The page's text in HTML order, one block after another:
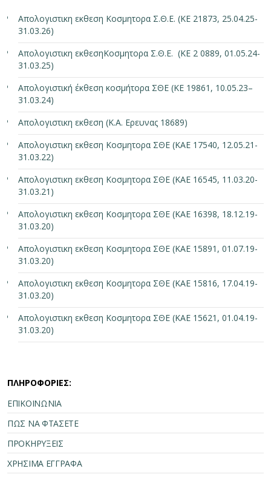
Απολογιστικη εκθεση Κοσμητορα Σ.Θ.Ε. (ΚΕ 21873, 25.04.25-
31.03.26)
Απολογιστικη εκθεσηΚοσμητορα Σ.Θ.Ε. (ΚΕ 2 0889, 01.05.24-
31.03.25)
Απολογιστική έκθεση κοσμήτορα ΣΘΕ (ΚΕ 19861, 10.05.23–
31.03.24)
Απολογιστικη εκθεση (Κ.Α. Ερευνας 18689)
Απολογιστικη εκθεση Κοσμητορα ΣΘΕ (ΚΑΕ 17540, 12.05.21-
31.03.22)
Απολογιστικη εκθεση Κοσμητορα ΣΘΕ (ΚΑΕ 16545, 11.03.20-
31.03.21)
Απολογιστικη εκθεση Κοσμητορα ΣΘΕ (ΚΑΕ 16398, 18.12.19-
31.03.20)
Απολογιστικη εκθεση Κοσμητορα ΣΘΕ (ΚΑΕ 15891, 01.07.19-
31.03.20)
Απολογιστικη εκθεση Κοσμητορα ΣΘΕ (ΚΑΕ 15816, 17.04.19-
31.03.20)
Απολογιστικη εκθεση Κοσμητορα ΣΘΕ (ΚΑΕ 15621, 01.04.19-
31.03.20)
ΠΛΗΡΟΦΟΡΙΕΣ:
ΕΠΙΚΟΙΝΩΝΙΑ
ΠΩΣ ΝΑ ΦΤΑΣΕΤΕ
ΠΡΟΚΗΡΥΞΕΙΣ
ΧΡΗΣΙΜΑ ΕΓΓΡΑΦΑ